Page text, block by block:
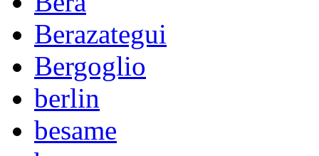
Berazategui
Bergoglio
berlin
besame